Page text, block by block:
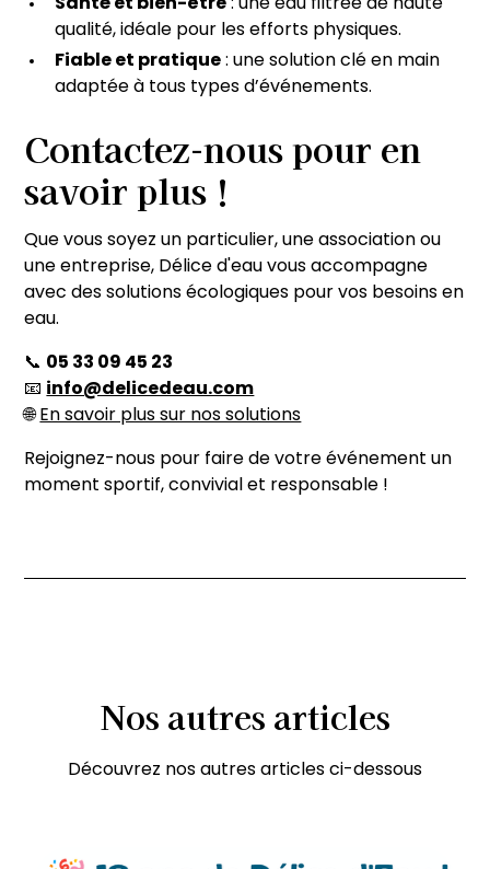
Santé et bien-être : une eau filtrée de haute
qualité, idéale pour les efforts physiques.
Fiable et pratique : une solution clé en main
adaptée à tous types d’événements.
Contactez-nous pour en
savoir plus !
Que vous soyez un particulier, une association ou
une entreprise, Délice d'eau vous accompagne
avec des solutions écologiques pour vos besoins en
eau.
📞 05 33 09 45 23
📧 info@delicedeau.com
🌐 En savoir plus sur nos solutions
Rejoignez-nous pour faire de votre événement un
moment sportif, convivial et responsable !
Nos autres articles
Découvrez nos autres articles ci-dessous